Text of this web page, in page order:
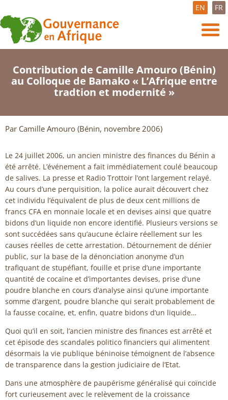
EN FR
Contribution de Camille Amouro (Bénin)
au Colloque de Bamako « L’Afrique entre
tradtion et modernité »
Par Camille Amouro (Bénin, novembre 2006)
Le 24 juillet 2006, un ancien ministre des finances du Bénin a
été arrêté. L’événement a fait immédiatement coulé beaucoup
de salives. La presse et Radio Trottoir l’ont largement relayé.
Au cours d’une perquisition, la police aurait découvert chez
cet individu l’équivalent de plus de deux cent millions de
francs CFA en monnaie locale et en devises ainsi que quatre
bidons d’un liquide non encore identifié. Plusieurs versions se
sont succédées sans qu’aucune éclaire réellement sur les
causes réelles de cette arrestation. Détournement de dénier
public, sur la base de la dénonciation anonyme d’un
trafiquant de stupéfiant, fouille et prise d’une importante
quantité de cocaïne et d’importantes devises, prise d’une
poudre blanche en cours d’analyse ainsi qu’une importante
somme d’argent, poudre blanche qui serait probablement de
la fausse cocaïne, et, enfin, quatre bidons d’un liquide…
Quoi qu’il en soit, l’ancien ministre des finances est arrêté et
cet épisode des scandales politico financiers qui alimentent
désormais la vie publique béninoise témoignent de l’absence
de transparence dans la gestion judiciaire de l’Etat.
Dans une atmosphère de paupérisme généralisé qui coïncide
fort curieusement avec le relèvement de la croissance